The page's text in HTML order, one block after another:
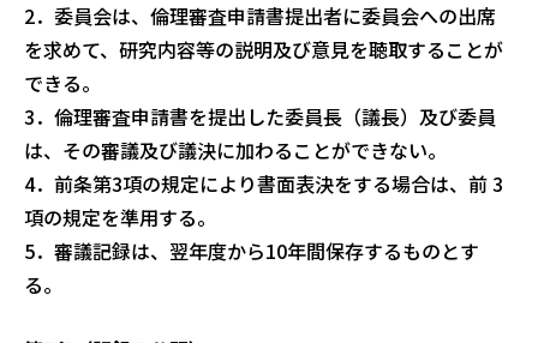
2．委員会は、倫理審査申請書提出者に委員会への出席
を求めて、研究内容等の説明及び意見を聴取することが
できる。
3．倫理審査申請書を提出した委員長（議長）及び委員
は、その審議及び議決に加わることができない。
4．前条第3項の規定により書面表決をする場合は、前 3
項の規定を準用する。
5．審議記録は、翌年度から10年間保存するものとす
る。